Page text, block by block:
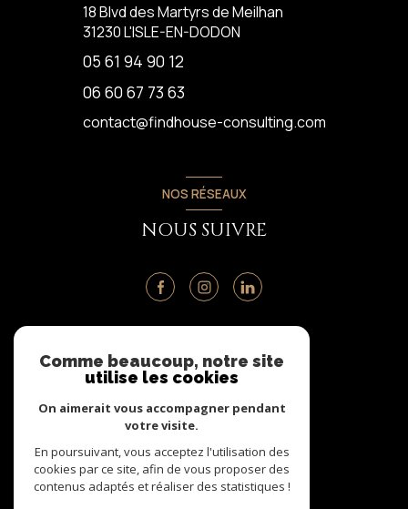
18 Blvd des Martyrs de Meilhan
31230L'ISLE-EN-DODON
05 61 94 90 12
06 60 67 73 63
contact@findhouse-consulting.com
NOS RÉSEAUX
NOUS SUIVRE
ADHÉRENTS
NOUS ADHÉRONS
Comme beaucoup, notre site
utilise les cookies
On aimerait vous accompagner pendant
votre visite.
En poursuivant, vous acceptez l'utilisation des
cookies par ce site, afin de vous proposer des
contenus adaptés et réaliser des statistiques !